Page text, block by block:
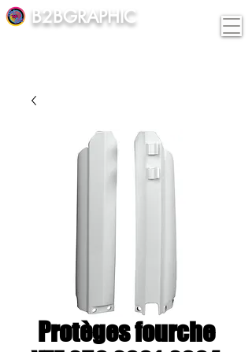
B2BGRAPHIC
Protèges fourche